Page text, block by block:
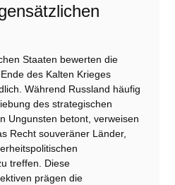
Staaten bewerten die
des Kalten Krieges
Während Russland häufig
des strategischen
Ungunsten betont, verweisen
Recht souveräner Länder,
treffen. Diese
prägen die